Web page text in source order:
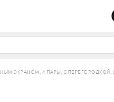
ЭКРАНОМ, 4 ПАРЫ, С ПЕРЕГОРОДКОЙ,